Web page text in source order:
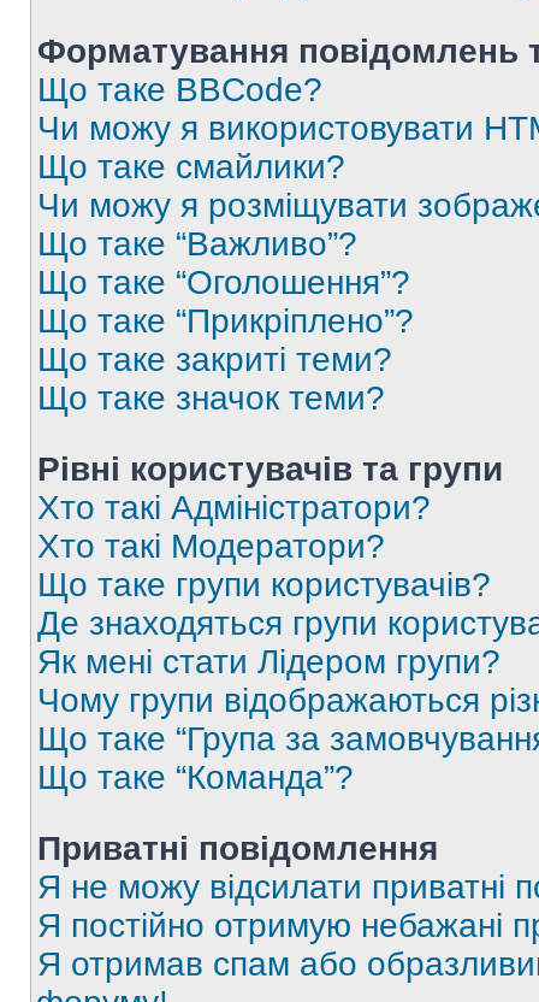
Форматування повідомлень
Що таке BBCode?
Чи можу я використовувати
Що таке смайлики?
Чи можу я розміщувати
Що таке “Важливо”?
Що таке “Оголошення”?
Що таке “Прикріплено”?
Що таке закриті теми?
Що таке значок теми?
Рівні користувачів та групи
Хто такі Адміністратори?
Хто такі Модератори?
Що таке групи користувачів?
Де знаходяться групи
Як мені стати Лідером групи?
Чому групи відображаються
Що таке “Група за
Що таке “Команда”?
Приватні повідомлення
Я не можу відсилати приватні
Я постійно отримую небажані
Я отримав спам або